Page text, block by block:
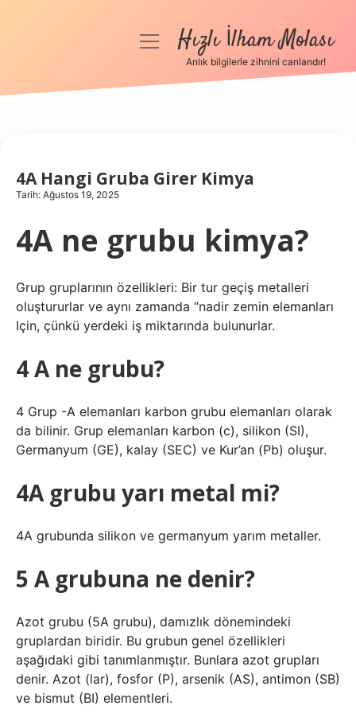
Anasayfa
Hakkımızda
menüyüHızlı İlham Molası
Anlık bilgilerle zihnini canlandır!
4A Hangi Gruba Girer Kimya
Tarih: Ağustos 19, 2025
4A ne grubu kimya?
Grup gruplarının özellikleri: Bir tur geçiş metalleri
oluştururlar ve aynı zamanda “nadir zemin elemanları
Için, çünkü yerdeki iş miktarında bulunurlar.
4 A ne grubu?
4 Grup -A elemanları karbon grubu elemanları olarak
da bilinir. Grup elemanları karbon (c), silikon (SI),
Germanyum (GE), kalay (SEC) ve Kur’an (Pb) oluşur.
4A grubu yarı metal mi?
4A grubunda silikon ve germanyum yarım metaller.
5 A grubuna ne denir?
Azot grubu (5A grubu), damızlık dönemindeki
gruplardan biridir. Bu grubun genel özellikleri
aşağıdaki gibi tanımlanmıştır. Bunlara azot grupları
denir. Azot (lar), fosfor (P), arsenik (AS), antimon (SB)
ve bismut (BI) elementleri.